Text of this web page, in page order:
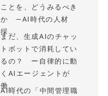
ことを、どうみるべき
か —AI時代の人材
採...
まだ、生成AIのチャッ
トボットで消耗してい
るの？ ー自律的に動
くAIエージェントが
働...
AI時代の「中間管理職